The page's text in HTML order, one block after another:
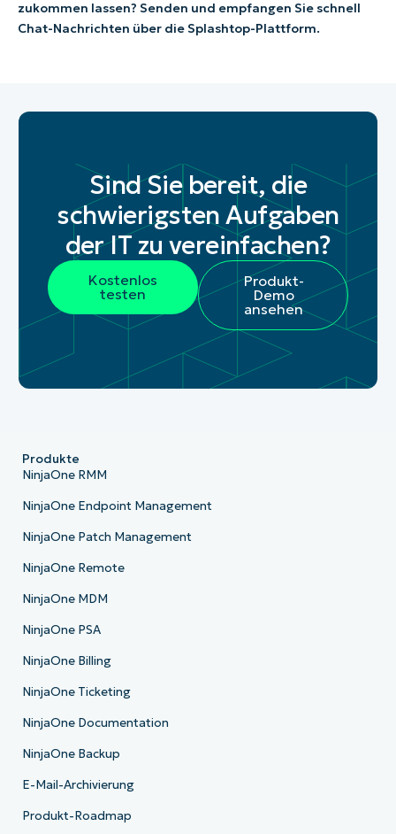
zukommen lassen? Senden und empfangen Sie schnell
Chat-Nachrichten über die Splashtop-Plattform.
Sind Sie bereit, die
schwierigsten Aufgaben
der IT zu vereinfachen?
Kostenlos
testen
Produkt-
Demo
ansehen
Produkte
NinjaOne RMM
NinjaOne Endpoint Management
NinjaOne Patch Management
NinjaOne Remote
NinjaOne MDM
NinjaOne PSA
NinjaOne Billing
NinjaOne Ticketing
NinjaOne Documentation
NinjaOne Backup
E-Mail-Archivierung
Produkt-Roadmap